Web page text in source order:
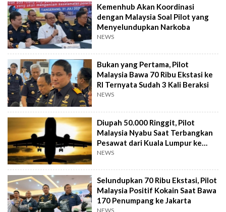
Kemenhub Akan Koordinasi
dengan Malaysia Soal Pilot yang
Menyelundupkan Narkoba
NEWS
Bukan yang Pertama, Pilot
Malaysia Bawa 70 Ribu Ekstasi ke
RI Ternyata Sudah 3 Kali Beraksi
NEWS
Diupah 50.000 Ringgit, Pilot
Malaysia Nyabu Saat Terbangkan
Pesawat dari Kuala Lumpur ke
Jakarta
NEWS
Selundupkan 70 Ribu Ekstasi, Pilot
Malaysia Positif Kokain Saat Bawa
170 Penumpang ke Jakarta
NEWS